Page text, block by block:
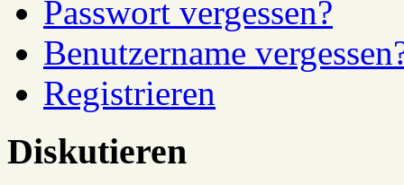
Passwort vergessen?
Benutzername
Registrieren
Diskutieren